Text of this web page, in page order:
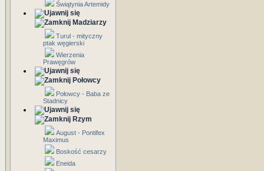
Świątynia Artemidy
Madziarzy
Turul - mityczny
ptak węgierski
Wierzenia
Prawęgrów
Połowcy
Połowcy - Baba ze
Stadnicy
Rzym
August - Pontifex
Maximus
Boskość cesarzy
Eneida